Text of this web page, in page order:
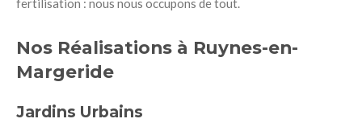
Nos Réalisations à Ruynes-en-
Margeride
Jardins Urbains